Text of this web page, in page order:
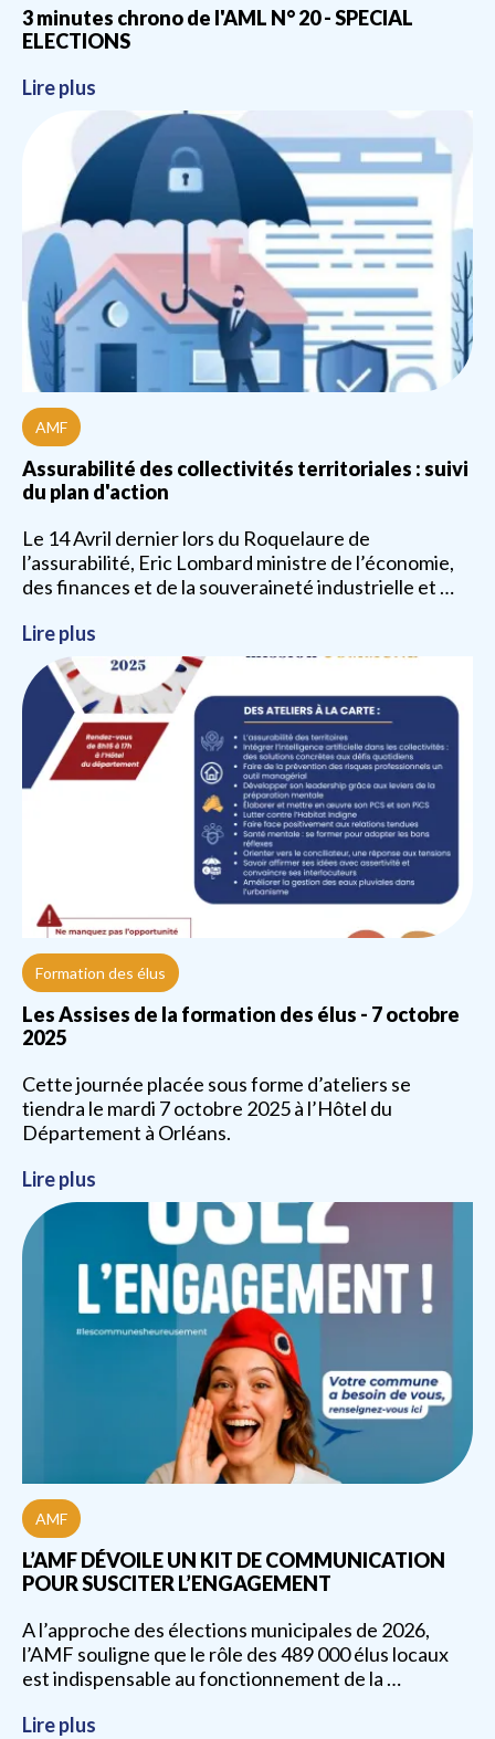
3 minutes chrono de l'AML N° 20 - SPECIAL
ELECTIONS
Lire plus
AMF
Assurabilité des collectivités territoriales : suivi
du plan d'action
Le 14 Avril dernier lors du Roquelaure de
l’assurabilité, Eric Lombard ministre de l’économie,
des finances et de la souveraineté industrielle et …
Lire plus
Formation des élus
Les Assises de la formation des élus - 7 octobre
2025
Cette journée placée sous forme d’ateliers se
tiendra le mardi 7 octobre 2025 à l’Hôtel du
Département à Orléans.
Lire plus
AMF
L’AMF DÉVOILE UN KIT DE COMMUNICATION
POUR SUSCITER L’ENGAGEMENT
A l’approche des élections municipales de 2026,
l’AMF souligne que le rôle des 489 000 élus locaux
est indispensable au fonctionnement de la …
Lire plus